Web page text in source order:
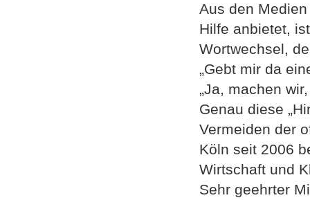
Aus den
Hilfe anbietet,
Wortwechsel,
„Gebt mir da
„Ja, machen
Genau diese
Vermeiden der
Köln seit 2006
Wirtschaft und
Sehr geehrter